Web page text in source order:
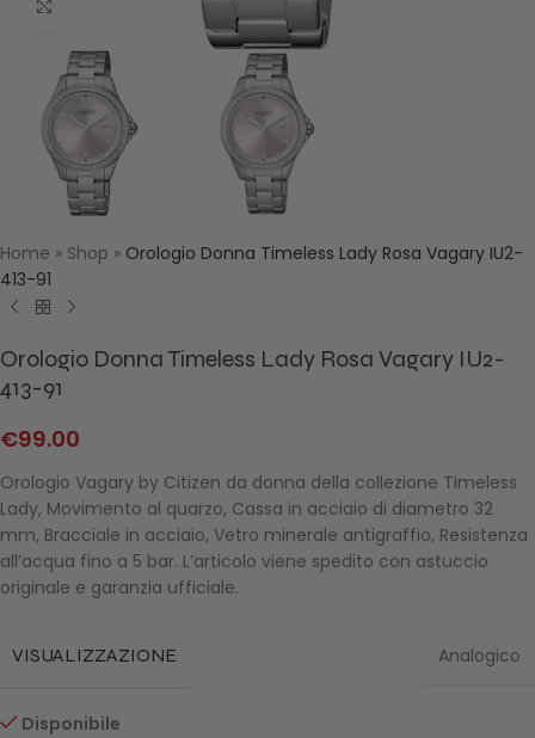
Home » Shop » Orologio Donna Timeless Lady Rosa Vagary IU2-
413-91
Orologio Donna Timeless Lady Rosa Vagary IU2-
413-91
€99.00
Orologio Vagary by Citizen da donna della collezione Timeless
Lady, Movimento al quarzo, Cassa in acciaio di diametro 32
mm, Bracciale in acciaio, Vetro minerale antigraffio, Resistenza
all’acqua fino a 5 bar. L’articolo viene spedito con astuccio
originale e garanzia ufficiale.
VISUALIZZAZIONE Analogico
Disponibile